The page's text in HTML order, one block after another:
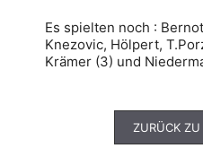
Es spielten noch :
Knezovic, Hölpert,
Krämer (3) und
ZURÜCK